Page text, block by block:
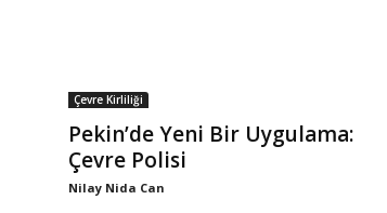
Çevre Kirliliği
Pekin’de Yeni Bir Uygulama:
Çevre Polisi
Nilay Nida Can